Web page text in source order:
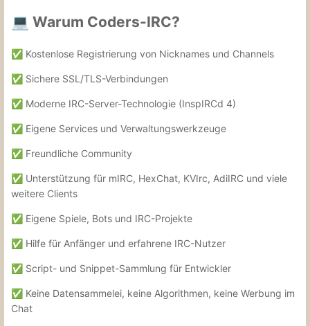
💻 Warum Coders-IRC?
✅ Kostenlose Registrierung von Nicknames und Channels
✅ Sichere SSL/TLS-Verbindungen
✅ Moderne IRC-Server-Technologie (InspIRCd 4)
✅ Eigene Services und Verwaltungswerkzeuge
✅ Freundliche Community
✅ Unterstützung für mIRC, HexChat, KVIrc, AdiIRC und viele
weitere Clients
✅ Eigene Spiele, Bots und IRC-Projekte
✅ Hilfe für Anfänger und erfahrene IRC-Nutzer
✅ Script- und Snippet-Sammlung für Entwickler
✅ Keine Datensammelei, keine Algorithmen, keine Werbung im
Chat